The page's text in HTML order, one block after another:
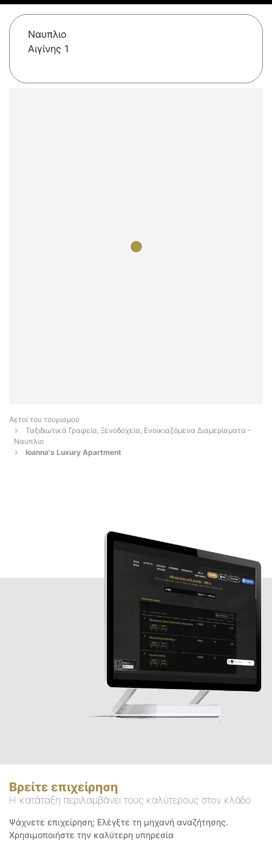
Ναυπλιο
Αιγίνης 1
Αετοί του τουρισμού
Ταξιδιωτικά Γραφεία, Ξενοδοχεία, Ενοικιαζόμενα Διαμερίσματα -
Ναυπλιο
Ioanna's Luxury Apartment
Βρείτε επιχείρηση
Η κατάταξη περιλαμβάνει τους καλύτερους στον κλάδο
Ψάχνετε επιχείρηση; Ελέγξτε τη μηχανή αναζήτησης.
Χρησιμοποιήστε την καλύτερη υπηρεσία